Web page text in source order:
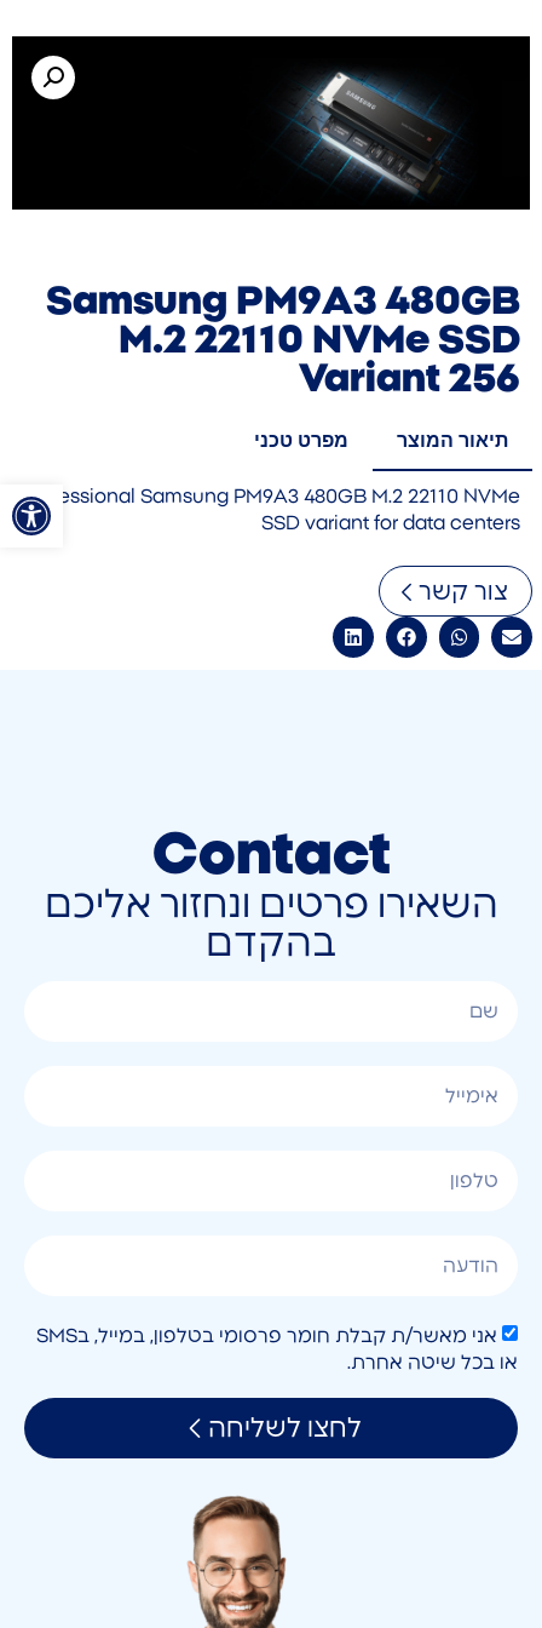
פתח
Samsung PM9A3 480GB
M.2 22110 NVMe SSD
Variant 256
תיאור המוצר מפרט טכני
Professional Samsung PM9A3 480GB M.2 22110 NVMe
SSD variant for data centers
צור קשר
Contact
השאירו פרטים ונחזור אליכם
בהקדם
אני מאשר/ת קבלת חומר פרסומי בטלפון, במייל, בSMS
או בכל שיטה אחרת.
לחצו לשליחה